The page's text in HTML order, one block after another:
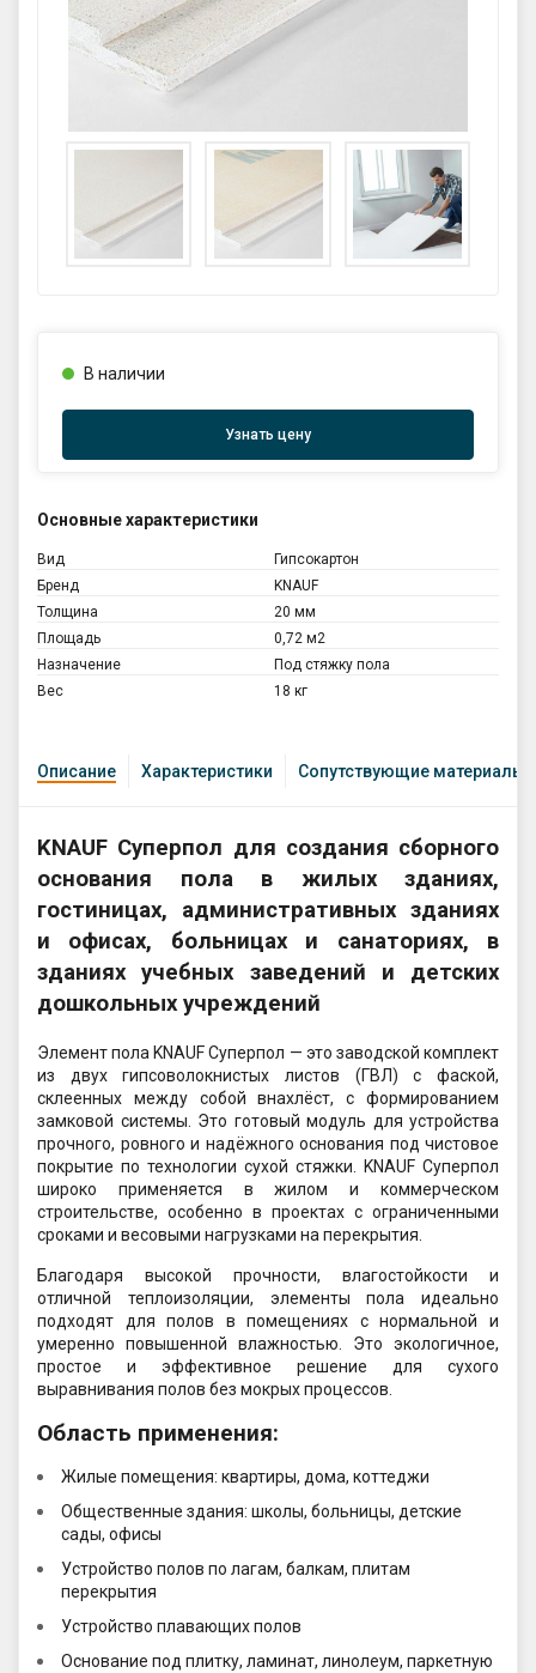
GPS координаты проезда к
складу:
sales@profkomplekt.by
Основные характеристики
Вид
Гипсокартон
Бренд
KNAUF
Толщина
20 мм
Площадь
0,72 м2
Назначение
Под стяжку пола
Вес
18 кг
В наличии
Узнать цену
Описание Характеристики Сопутствующие материалы
KNAUF Суперпол для создания сборного
основания пола в жилых зданиях,
гостиницах, административных зданиях
и офисах, больницах и санаториях, в
зданиях учебных заведений и детских
дошкольных учреждений
Элемент пола KNAUF Суперпол — это заводской комплект
из двух гипсоволокнистых листов (ГВЛ) с фаской,
склеенных между собой внахлёст, с формированием
замковой системы. Это готовый модуль для устройства
прочного, ровного и надёжного основания под чистовое
покрытие по технологии сухой стяжки. KNAUF Суперпол
широко применяется в жилом и коммерческом
строительстве, особенно в проектах с ограниченными
сроками и весовыми нагрузками на перекрытия.
Благодаря высокой прочности, влагостойкости и
отличной теплоизоляции, элементы пола идеально
подходят для полов в помещениях с нормальной и
умеренно повышенной влажностью. Это экологичное,
простое и эффективное решение для сухого
выравнивания полов без мокрых процессов.
Область применения:
Жилые помещения: квартиры, дома, коттеджи
Общественные здания: школы, больницы, детские
сады, офисы
Устройство полов по лагам, балкам, плитам
перекрытия
Устройство плавающих полов
Основание под плитку, ламинат, линолеум, паркетную